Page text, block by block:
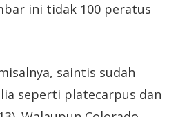
ini tidak 100 peratus
saintis sudah
seperti platecarpus dan